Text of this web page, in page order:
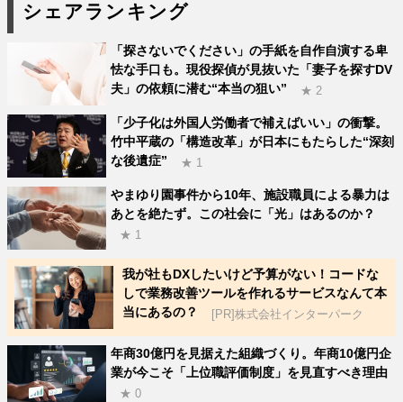
シェアランキング
「探さないでください」の手紙を自作自演する卑
怯な手口も。現役探偵が見抜いた「妻子を探すDV
夫」の依頼に潜む“本当の狙い”
★ 2
「少子化は外国人労働者で補えばいい」の衝撃。
竹中平蔵の「構造改革」が日本にもたらした“深刻
な後遺症”
★ 1
やまゆり園事件から10年、施設職員による暴力は
あとを絶たず。この社会に「光」はあるのか？
★ 1
我が社もDXしたいけど予算がない！コードな
しで業務改善ツールを作れるサービスなんて本
当にあるの？
[PR]株式会社インターパーク
年商30億円を見据えた組織づくり。年商10億円企
業が今こそ「上位職評価制度」を見直すべき理由
★ 0